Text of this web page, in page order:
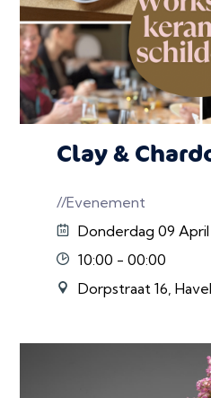
Clay &
//Evenement
Donderdag 09 April
10:00 - 00:00
Dorpstraat 16,